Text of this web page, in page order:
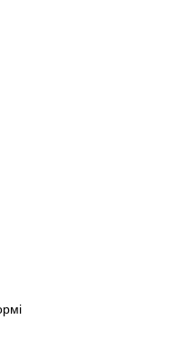
оформлено.
і ми зв’яжемося з